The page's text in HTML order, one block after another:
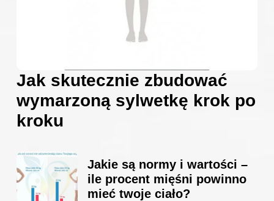
Jak skutecznie zbudować
wymarzoną sylwetkę krok po
kroku
Jakie są normy i wartości –
ile procent mięśni powinno
mieć twoje ciało?